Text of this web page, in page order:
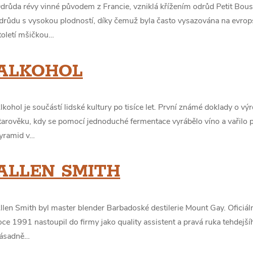
révy vinné původem z Francie, vzniklá křížením odrůd Petit
s vysokou plodností, díky čemuž byla často vysazována na
mšičkou…
je součástí lidské kultury po tisíce let. První známé doklady o
kdy se pomocí jednoduché fermentace vyrábělo víno a
v…
SMITH
Smith byl master blender Barbadoské destilerie Mount Gay.
1991 nastoupil do firmy jako quality assistent a pravá ruka